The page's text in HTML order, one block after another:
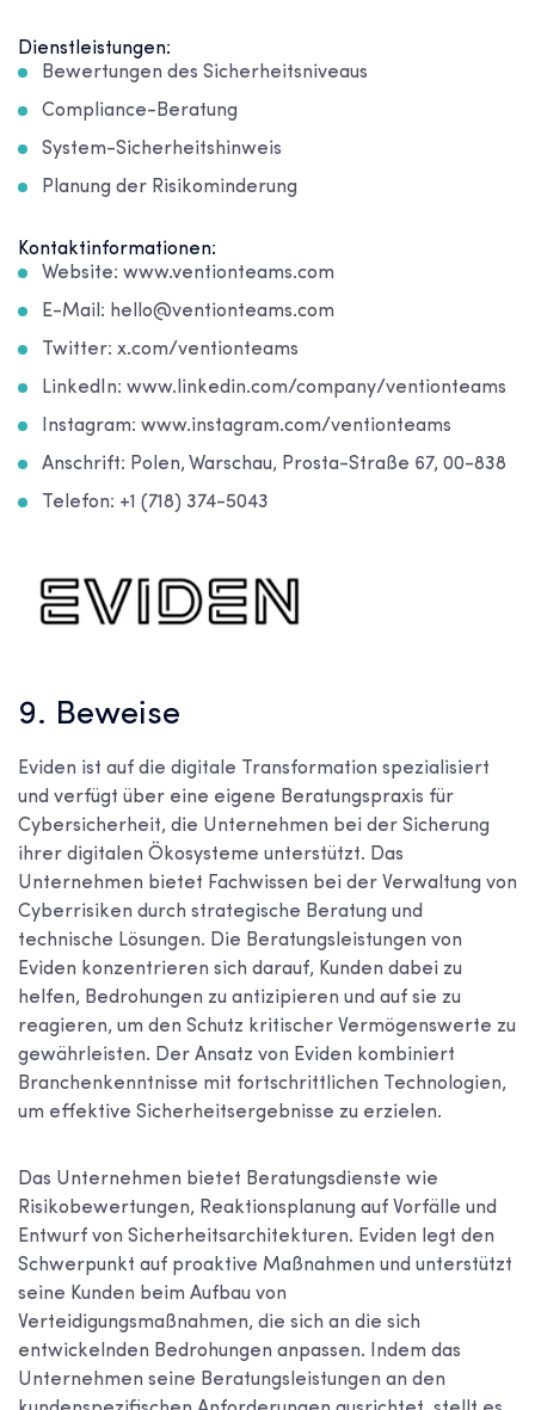
Dienstleistungen:
Bewertungen des Sicherheitsniveaus
Compliance-Beratung
System-Sicherheitshinweis
Planung der Risikominderung
Kontaktinformationen:
Website: www.ventionteams.com
E-Mail: hello@ventionteams.com
Twitter: x.com/ventionteams
LinkedIn: www.linkedin.com/company/ventionteams
Instagram: www.instagram.com/ventionteams
Anschrift: Polen, Warschau, Prosta-Straße 67, 00-838
Telefon: +1 (718) 374-5043
9. Beweise
Eviden ist auf die digitale Transformation spezialisiert
und verfügt über eine eigene Beratungspraxis für
Cybersicherheit, die Unternehmen bei der Sicherung
ihrer digitalen Ökosysteme unterstützt. Das
Unternehmen bietet Fachwissen bei der Verwaltung von
Cyberrisiken durch strategische Beratung und
technische Lösungen. Die Beratungsleistungen von
Eviden konzentrieren sich darauf, Kunden dabei zu
helfen, Bedrohungen zu antizipieren und auf sie zu
reagieren, um den Schutz kritischer Vermögenswerte zu
gewährleisten. Der Ansatz von Eviden kombiniert
Branchenkenntnisse mit fortschrittlichen Technologien,
um effektive Sicherheitsergebnisse zu erzielen.
Das Unternehmen bietet Beratungsdienste wie
Risikobewertungen, Reaktionsplanung auf Vorfälle und
Entwurf von Sicherheitsarchitekturen. Eviden legt den
Schwerpunkt auf proaktive Maßnahmen und unterstützt
seine Kunden beim Aufbau von
Verteidigungsmaßnahmen, die sich an die sich
entwickelnden Bedrohungen anpassen. Indem das
Unternehmen seine Beratungsleistungen an den